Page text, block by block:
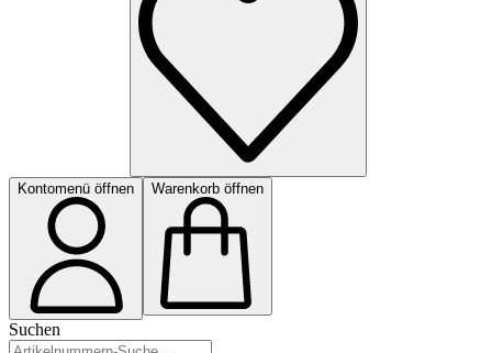
Kontomenü öffnen Warenkorb öffnen
Suchen